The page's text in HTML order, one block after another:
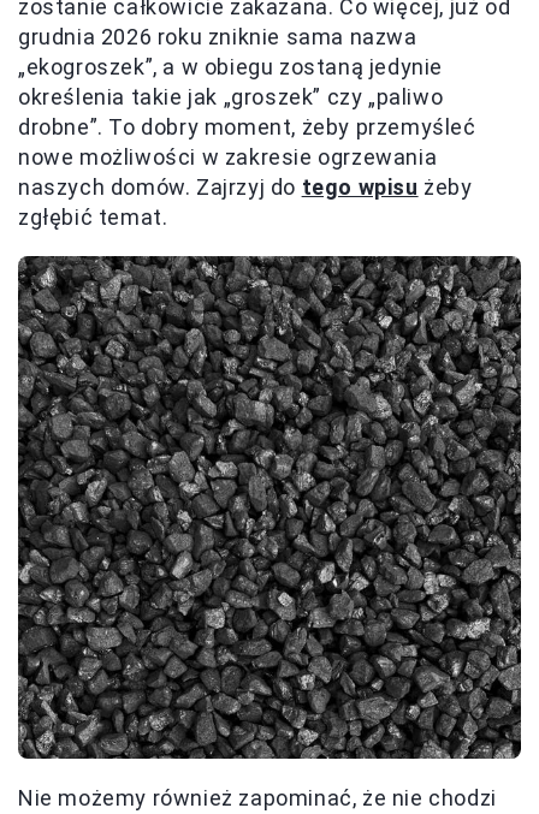
zostanie całkowicie zakazana. Co więcej, już od
grudnia 2026 roku zniknie sama nazwa
„ekogroszek”, a w obiegu zostaną jedynie
określenia takie jak „groszek” czy „paliwo
drobne”. To dobry moment, żeby przemyśleć
nowe możliwości w zakresie ogrzewania
naszych domów. Zajrzyj do tego wpisu żeby
zgłębić temat.
Nie możemy również zapominać, że nie chodzi